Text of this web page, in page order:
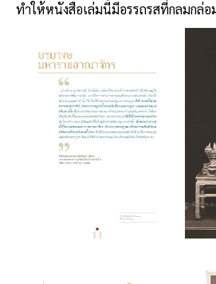
ทำให้หนังสือเล่มนี้มีอรรถรสที่กลมกล่อ